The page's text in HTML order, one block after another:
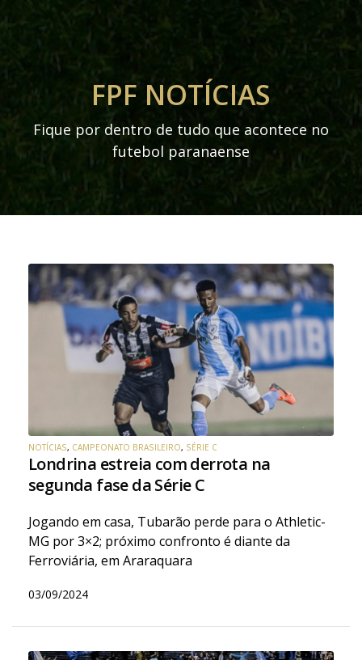
FPF NOTÍCIAS
Fique por dentro de tudo que acontece no
futebol paranaense
NOTÍCIAS, CAMPEONATO BRASILEIRO, SÉRIE C
Londrina estreia com derrota na
segunda fase da Série C
Jogando em casa, Tubarão perde para o Athletic-
MG por 3×2; próximo confronto é diante da
Ferroviária, em Araraquara
03/09/2024